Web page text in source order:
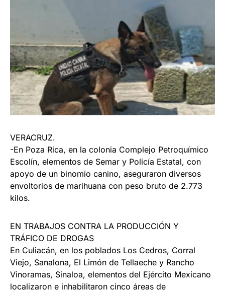
VERACRUZ.
-En Poza Rica, en la colonia Complejo Petroquímico
Escolín, elementos de Semar y Policía Estatal, con
apoyo de un binomio canino, aseguraron diversos
envoltorios de marihuana con peso bruto de 2.773
kilos.
EN TRABAJOS CONTRA LA PRODUCCIÓN Y
TRÁFICO DE DROGAS
En Culiacán, en los poblados Los Cedros, Corral
Viejo, Sanalona, El Limón de Tellaeche y Rancho
Vinoramas, Sinaloa, elementos del Ejército Mexicano
localizaron e inhabilitaron cinco áreas de